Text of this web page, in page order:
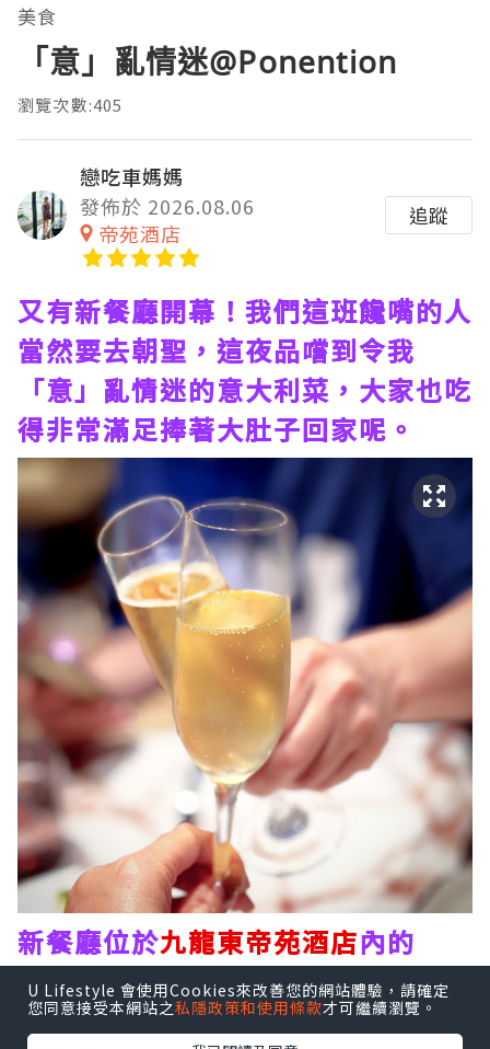
美食
「意」亂情迷@Ponention
瀏覽次數:405
戀吃車媽媽
發佈於 2026.08.06
帝苑酒店
追蹤
又有新餐廳開幕！我們這班饞嘴的人
當然要去朝聖，這夜品嚐到令我
「意」亂情迷的意大利菜，大家也吃
得非常滿足捧著大肚子回家呢。
新餐廳位於九龍東帝苑酒店內的
Ponentino，店名是源自羅馬夏日
午後徐徐吹入城中的溫柔海風意景非
U Lifestyle 會使用Cookies來改善您的網站體驗，請確定
您同意接受本網站之私隱政策和使用條款才可繼續瀏覽。